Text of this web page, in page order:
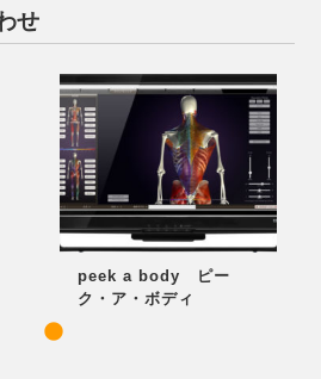
せ
peek a body ピー
ク・ア・ボディ